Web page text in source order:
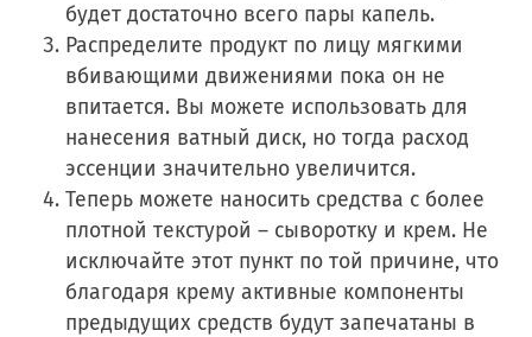
будет достаточно всего пары капель.
Распределите продукт по лицу мягкими
вбивающими движениями пока он не
впитается. Вы можете использовать для
нанесения ватный диск, но тогда расход
эссенции значительно увеличится.
Теперь можете наносить средства с более
плотной текстурой – сыворотку и крем. Не
исключайте этот пункт по той причине, что
благодаря крему активные компоненты
предыдущих средств будут запечатаны в